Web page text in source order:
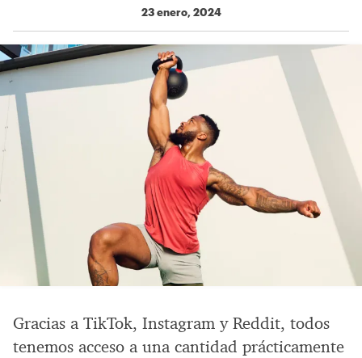
23 enero, 2024
Gracias a TikTok, Instagram y Reddit, todos
tenemos acceso a una cantidad prácticamente